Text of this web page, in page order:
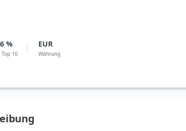
%
10
EUR
Währung